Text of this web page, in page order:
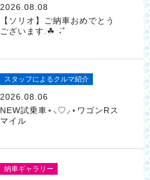
2026.08.08
【ソリオ】ご納車おめでとう
ございます.☘︎ ݁˖˚
スタッフによるクルマ紹介
2026.08.06
NEW試乗車⋆⸜♡⸝‍⋆ワゴンRス
マイル
納車ギャラリー